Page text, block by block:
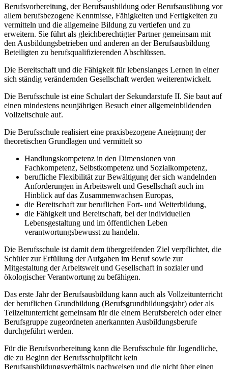
Berufsvorbereitung, der Berufsausbildung oder Berufsausübung vor
allem berufsbezogene Kenntnisse, Fähigkeiten und Fertigkeiten zu
vermitteln und die allgemeine Bildung zu vertiefen und zu
erweitern. Sie führt als gleichberechtigter Partner gemeinsam mit
den Ausbildungsbetrieben und anderen an der Berufsausbildung
Beteiligten zu berufsqualifizierenden Abschlüssen.
Die Bereitschaft und die Fähigkeit für lebenslanges Lernen in einer
sich ständig verändernden Gesellschaft werden weiterentwickelt.
Die Berufsschule ist eine Schulart der Sekundarstufe II. Sie baut auf
einen mindestens neunjährigen Besuch einer allgemeinbildenden
Vollzeitschule auf.
Die Berufsschule realisiert eine praxisbezogene Aneignung der
theoretischen Grundlagen und vermittelt so
Handlungskompetenz in den Dimensionen von
Fachkompetenz, Selbstkompetenz und Sozialkompetenz,
berufliche Flexibilität zur Bewältigung der sich wandelnden
Anforderungen in Arbeitswelt und Gesellschaft auch im
Hinblick auf das Zusammenwachsen Europas,
die Bereitschaft zur beruflichen Fort- und Weiterbildung,
die Fähigkeit und Bereitschaft, bei der individuellen
Lebensgestaltung und im öffentlichen Leben
verantwortungsbewusst zu handeln.
Die Berufsschule ist damit dem übergreifenden Ziel verpflichtet, die
Schüler zur Erfüllung der Aufgaben im Beruf sowie zur
Mitgestaltung der Arbeitswelt und Gesellschaft in sozialer und
ökologischer Verantwortung zu befähigen.
Das erste Jahr der Berufsausbildung kann auch als Vollzeitunterricht
der beruflichen Grundbildung (Berufsgrundbildungsjahr) oder als
Teilzeitunterricht gemeinsam für die einem Berufsbereich oder einer
Berufsgruppe zugeordneten anerkannten Ausbildungsberufe
durchgeführt werden.
Für die Berufsvorbereitung kann die Berufsschule für Jugendliche,
die zu Beginn der Berufsschulpflicht kein
Berufsausbildungsverhältnis nachweisen und die nicht über einen